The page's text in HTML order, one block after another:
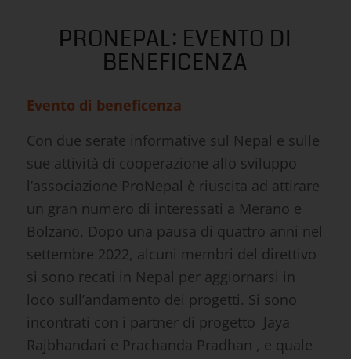
PRONEPAL: EVENTO DI
BENEFICENZA
Evento di beneficenza
Con due serate informative sul Nepal e sulle
sue attività di cooperazione allo sviluppo
l’associazione ProNepal è riuscita ad attirare
un gran numero di interessati a Merano e
Bolzano. Dopo una pausa di quattro anni nel
settembre 2022, alcuni membri del direttivo
si sono recati in Nepal per aggiornarsi in
loco sull’andamento dei progetti. Si sono
incontrati con i partner di progetto Jaya
Rajbhandari e Prachanda Pradhan , e quale